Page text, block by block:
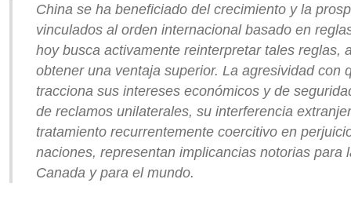
China se ha beneficiado del crecimiento y la
vinculados al orden internacional basado en
hoy busca activamente reinterpretar tales reglas,
obtener una ventaja superior. La agresividad con
tracciona sus intereses económicos y de
de reclamos unilaterales, su interferencia
tratamiento recurrentemente coercitivo en
naciones, representan implicancias notorias para
Canada y para el mundo.